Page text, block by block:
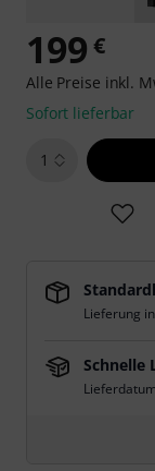
199 €
Alle Preise inkl.
Sofort lieferbar
1
Lieferung
Schnelle